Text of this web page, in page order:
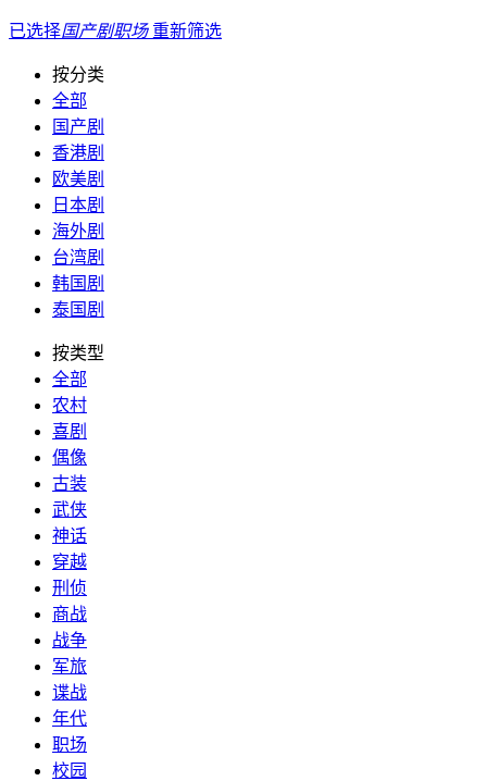
已选择国产剧职场 重新筛选
按分类
全部
国产剧
香港剧
欧美剧
日本剧
海外剧
台湾剧
韩国剧
泰国剧
按类型
全部
农村
喜剧
偶像
古装
武侠
神话
穿越
刑侦
商战
战争
军旅
谍战
年代
职场
校园